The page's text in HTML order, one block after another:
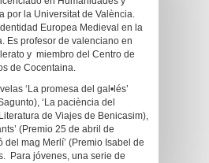
por la Universitat de València.
Europea Medieval en la
Es profesor de valenciano en
y miembro del Centro de
de Cocentaina.
‘La promesa del gal•lés’
‘La paciència del
de Viajes de Benicasim),
(Premio 25 de abril de
del mag Merlí’ (Premio Isabel de
Para jóvenes, una serie de